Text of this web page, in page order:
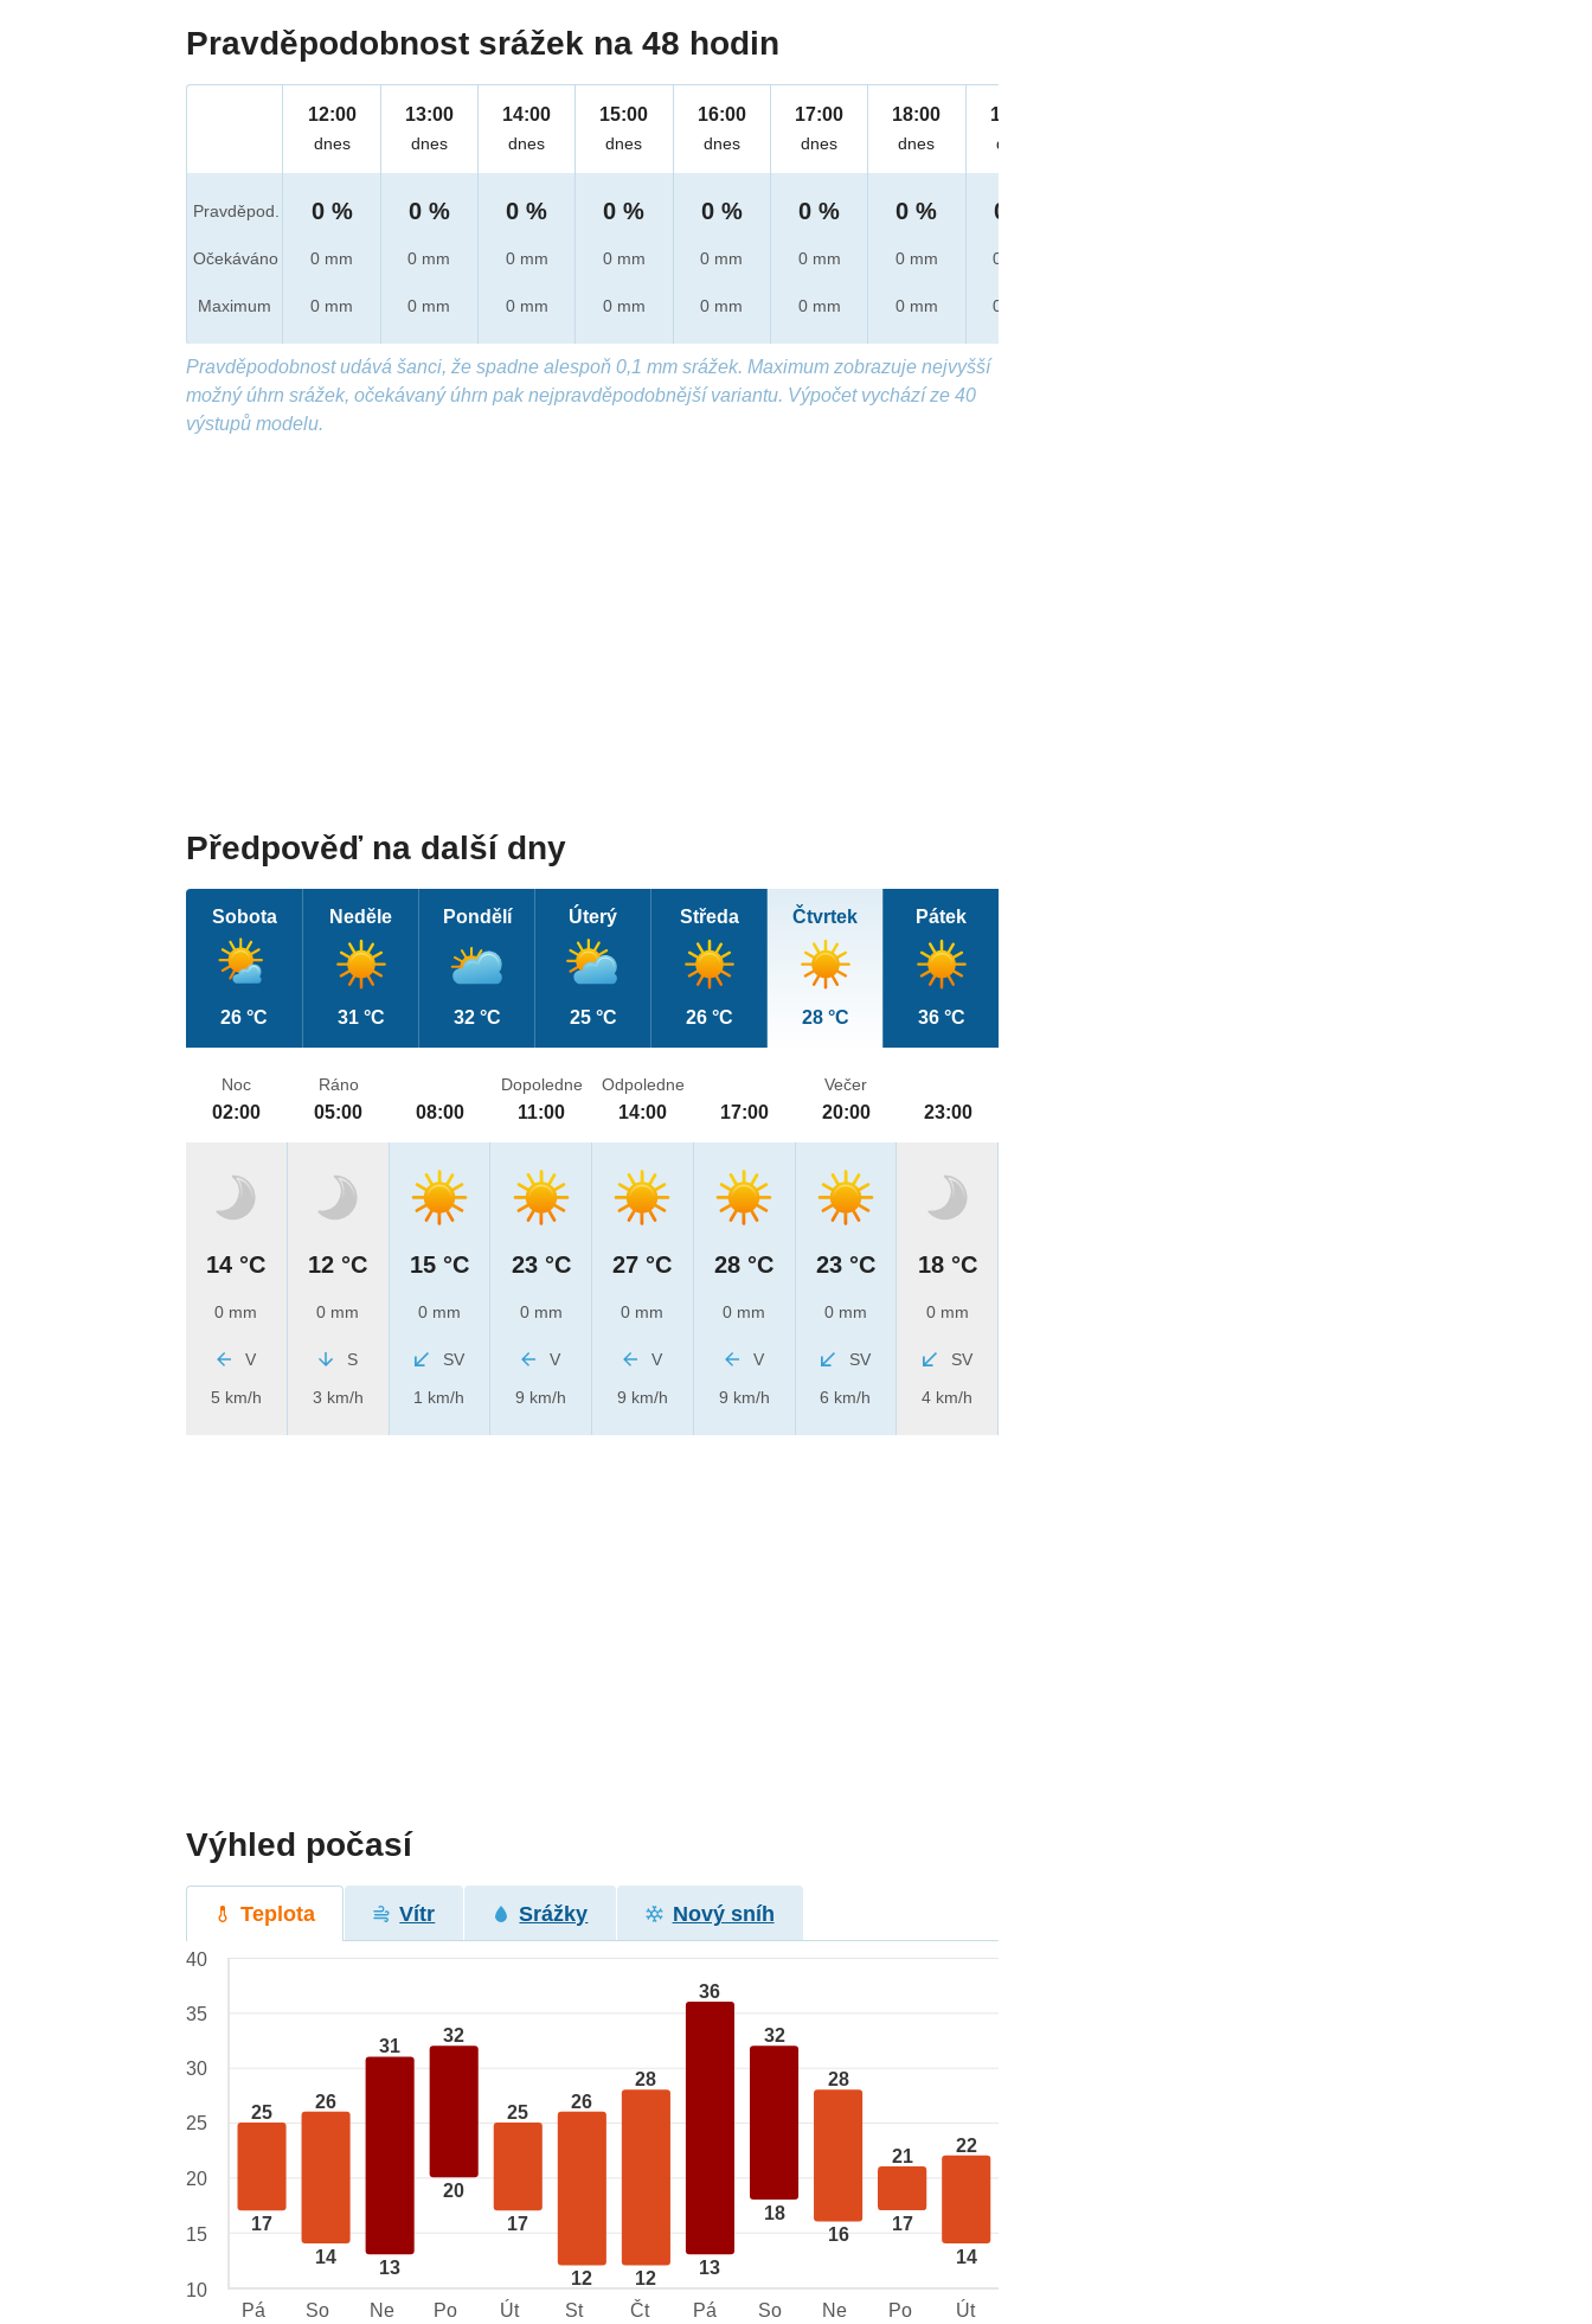
Pravděpodobnost srážek na 48 hodin
Pravděpod.
Očekáváno
Maximum
12:00
dnes
0 %
0 mm
0 mm
13:00
dnes
0 %
0 mm
0 mm
14:00
dnes
0 %
0 mm
0 mm
15:00
dnes
0 %
0 mm
0 mm
16:00
dnes
0 %
0 mm
0 mm
17:00
dnes
0 %
0 mm
0 mm
18:00
dnes
0 %
0 mm
0 mm
19:00
dnes
0 %
0 mm
0 mm
Pravděpodobnost udává šanci, že spadne alespoň 0,1 mm srážek. Maximum zobrazuje nejvyšší
možný úhrn srážek, očekávaný úhrn pak nejpravděpodobnější variantu. Výpočet vychází ze 40
výstupů modelu.
Předpověď na další dny
Sobota
26 °C
Neděle
31 °C
Pondělí
32 °C
Úterý
25 °C
Středa
26 °C
Čtvrtek
28 °C
Pátek
36 °C
Noc
02:00
14 °C
0 mm
V
5 km/h
Ráno
05:00
12 °C
0 mm
S
3 km/h
08:00
15 °C
0 mm
SV
1 km/h
Dopoledne
11:00
23 °C
0 mm
V
9 km/h
Odpoledne
14:00
27 °C
0 mm
V
9 km/h
17:00
28 °C
0 mm
V
9 km/h
Večer
20:00
23 °C
0 mm
SV
6 km/h
23:00
18 °C
0 mm
SV
4 km/h
Výhled počasí
Teplota Vítr Srážky Nový sníh
25
17
26
14
31
13
32
20
25
17
26
12
28
12
36
13
32
18
28
16
21
17
22
14
40
35
30
25
20
15
10
Pá
So Ne Po Út St Čt Pá So Ne Po Út